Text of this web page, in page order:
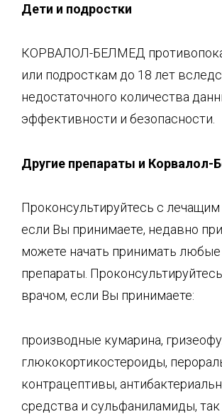
Дети и подростки
КОРВАЛОЛ-БЕЛМЕД
или подросткам до 18 лет
недостаточного количества
эффективности и безопасности.
Другие препараты и Корвалол-Б
Проконсультируйтесь с
если Вы принимаете, недавно
можете начать принимать любые
препараты.
врачом, если Вы принимаете:
производные кумарина,
глюкокортикостероиды,
контрацептивы,
средства и сульфаниламиды, так